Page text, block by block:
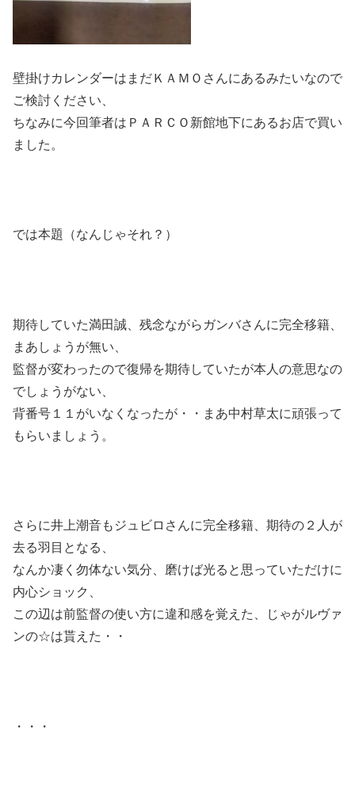
壁掛けカレンダーはまだＫＡＭＯさんにあるみたいなので
ご検討ください、
ちなみに今回筆者はＰＡＲＣＯ新館地下にあるお店で買い
ました。
では本題（なんじゃそれ？）
期待していた満田誠、残念ながらガンバさんに完全移籍、
まあしょうが無い、
監督が変わったので復帰を期待していたが本人の意思なの
でしょうがない、
背番号１１がいなくなったが・・まあ中村草太に頑張って
もらいましょう。
さらに井上潮音もジュビロさんに完全移籍、期待の２人が
去る羽目となる、
なんか凄く勿体ない気分、磨けば光ると思っていただけに
内心ショック、
この辺は前監督の使い方に違和感を覚えた、じゃがルヴァ
ンの☆は貰えた・・
・・・